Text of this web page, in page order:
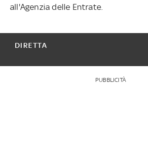
all'Agenzia delle Entrate.
DIRETTA
PUBBLICITÀ